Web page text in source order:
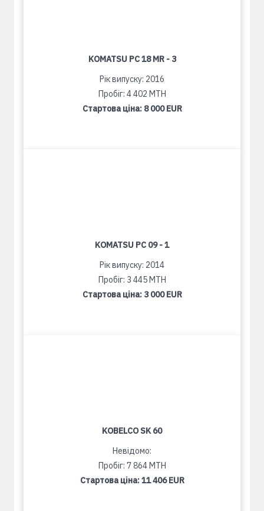
KOMATSU PC 18 MR - 3
Рік випуску: 2016
Пробіг: 4 402 MTH
Стартова ціна: 8 000 EUR
KOMATSU PC 09 - 1
Рік випуску: 2014
Пробіг: 3 445 MTH
Стартова ціна: 3 000 EUR
KOBELCO SK 60
Невідомо:
Пробіг: 7 864 MTH
Стартова ціна:11 406 EUR